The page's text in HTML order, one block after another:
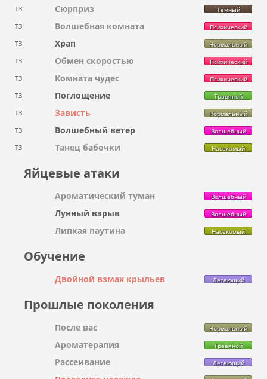
ТЗ Сюрприз Тёмный
ТЗ Волшебная комната Психический
ТЗ Храп Нормальный
ТЗ Обмен скоростью Психический
ТЗ Комната чудес Психический
ТЗ Поглощение Травяной
ТЗ Зависть Нормальный
ТЗ Волшебный ветер Волшебный
ТЗ Танец бабочки Насекомый
Яйцевые атаки
Ароматический туман Волшебный
Лунный взрыв Волшебный
Липкая паутина Насекомый
Обучение
Двойной взмах крыльев Летающий
Прошлые поколения
После вас Нормальный
Ароматерапия Травяной
Рассеивание Летающий